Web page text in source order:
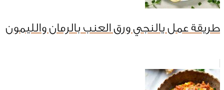
طريقة عمل يالنجي ورق العنب بالرمان والليمون